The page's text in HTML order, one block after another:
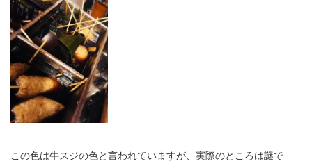
この色は牛スジの色と言われていますが、実際のところは謎で